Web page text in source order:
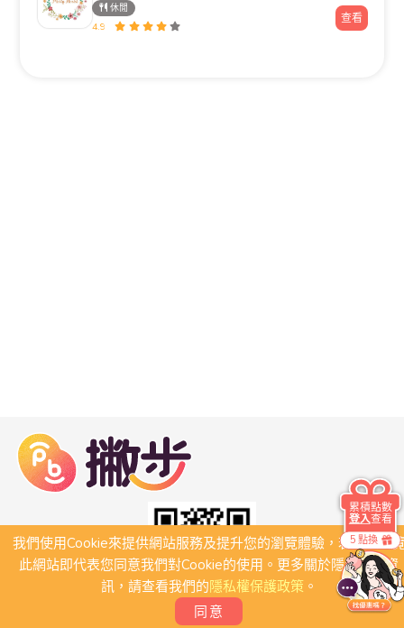
休閒
4.9
查看
我們使用Cookie來提供網站服務及提升您的瀏覽體驗，若繼續瀏
此網站即代表您同意我們對Cookie的使用。更多關於隱私保護資
訊，請查看我們的隱私權保護政策。
同意
5 點換
累積點數
登入查看